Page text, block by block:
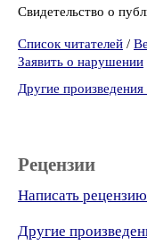
Свидетельство о
Список читателей /
Заявить о нарушении
Другие
Рецензии
Написать рецензию
Другие